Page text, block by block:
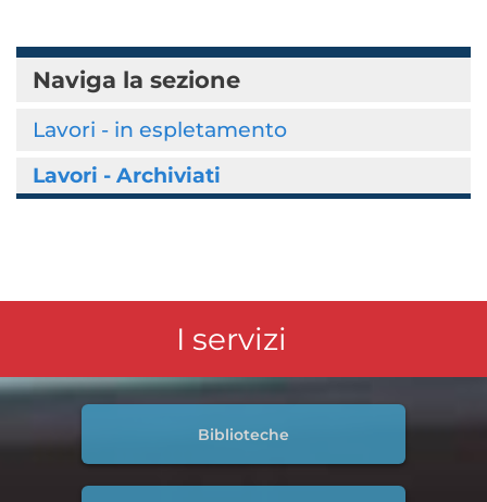
Naviga la sezione
Lavori - in espletamento
Lavori - Archiviati
I servizi
Biblioteche